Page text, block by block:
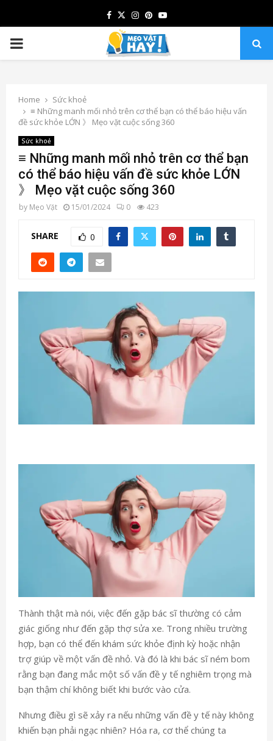
Facebook
TwitterInstagram
Pinterest
Youtube
PRIMARY
Home
Sức khoẻ
≡ Những manh mối nhỏ trên cơ thể bạn có thể báo hiệu vấn
đề sức khỏe LỚN 》 Mẹo vặt cuộc sống 360
Sức khoẻ
≡ Những manh mối nhỏ trên cơ thể bạn
có thể báo hiệu vấn đề sức khỏe LỚN
》 Mẹo vặt cuộc sống 360
by Mẹo Vặt 15/01/2024 0 423
SHARE 0
Thành thật mà nói, việc đến gặp bác sĩ thường có cảm
giác giống như đến gặp thợ sửa xe. Trong nhiều trường
hợp, bạn có thể đến khám sức khỏe định kỳ hoặc nhận
trợ giúp về một vấn đề nhỏ. Và đó là khi bác sĩ ném bom
rằng bạn đang mắc một số vấn đề y tế nghiêm trọng mà
bạn thậm chí không biết khi bước vào cửa.
Nhưng điều gì sẽ xảy ra nếu những vấn đề y tế này không
khiến bạn phải ngạc nhiên? Hóa ra, cơ thể chúng ta